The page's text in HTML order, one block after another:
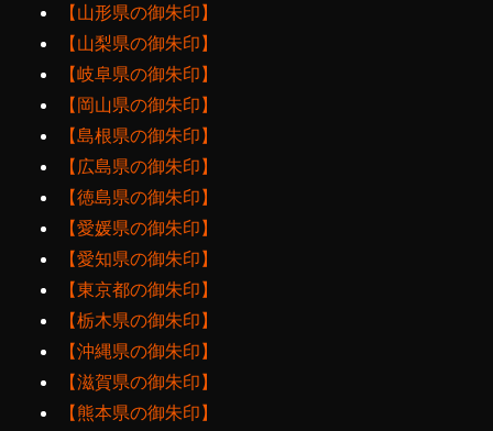
【山形県の御朱印】
【山梨県の御朱印】
【岐阜県の御朱印】
【岡山県の御朱印】
【島根県の御朱印】
【広島県の御朱印】
【徳島県の御朱印】
【愛媛県の御朱印】
【愛知県の御朱印】
【東京都の御朱印】
【栃木県の御朱印】
【沖縄県の御朱印】
【滋賀県の御朱印】
【熊本県の御朱印】